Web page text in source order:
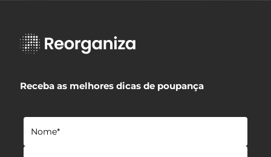
Receba as melhores dicas de poupança